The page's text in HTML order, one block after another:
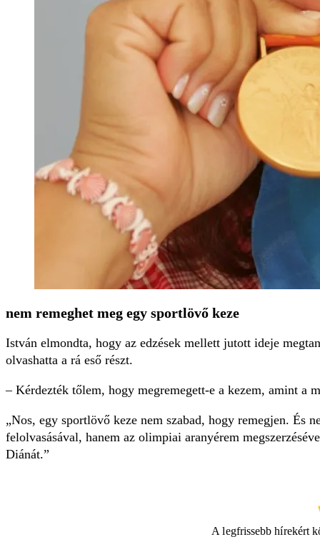
nem remeghet meg egy sportlövő keze
István elmondta, hogy az edzések mellett jutott ideje
olvashatta a rá eső részt.
– Kérdezték tőlem, hogy megremegett-e a kezem, amint a
Nos, egy sportlövő keze nem szabad, hogy remegjen. És
felolvasásával, hanem az olimpiai aranyérem
Diánát.
A legfrissebb hírekért